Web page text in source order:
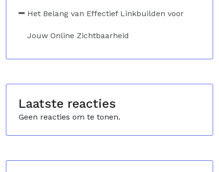
Het Belang van Effectief Linkbuilden voor
Jouw Online Zichtbaarheid
Laatste reacties
Geen reacties om te tonen.